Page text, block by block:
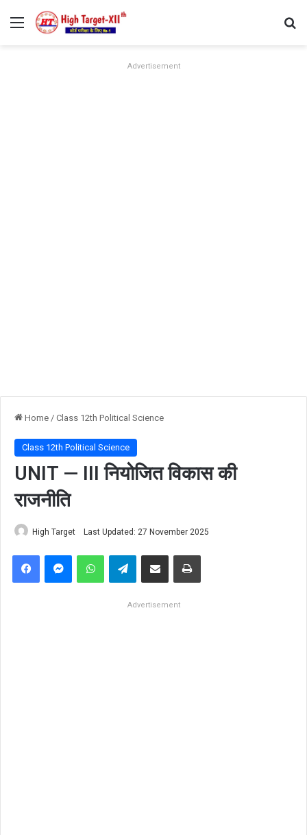
Menu
Advertisement
Home / Class 12th Political Science
Class 12th Political Science
UNIT — III नियोजित विकास की
राजनीति
High Target Last Updated: 27 November 2025
FacebookMessengerWhatsAppTelegramShare via Email Print
Advertisement